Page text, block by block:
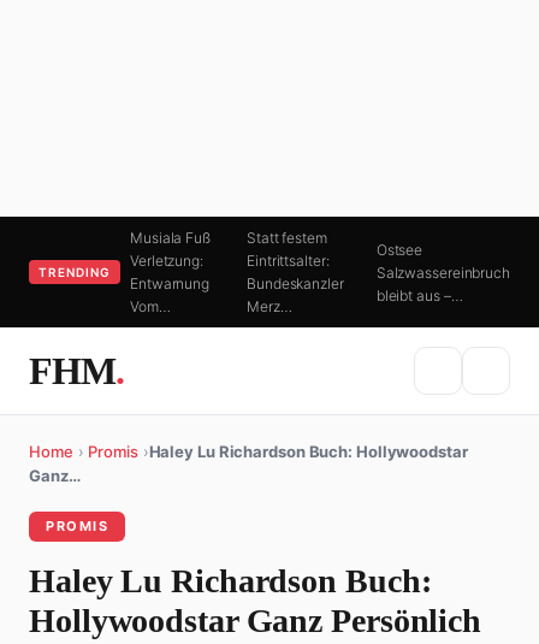
TRENDING
Musiala Fuß
Verletzung:
Entwarnung
Vom…
Statt festem
Eintrittsalter:
Bundeskanzler
Merz…
Ostsee
Salzwassereinbruch
bleibt aus –…
FHM.
Home › Promis ›Haley Lu Richardson Buch: Hollywoodstar
Ganz…
PROMIS
Haley Lu Richardson Buch:
Hollywoodstar Ganz Persönlich